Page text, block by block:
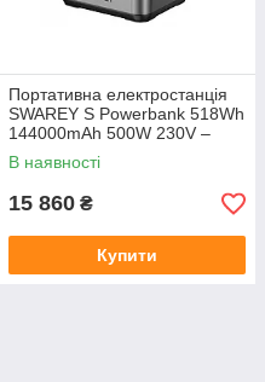
Портативна електростанція
SWAREY S Powerbank 518Wh
144000mAh 500W 230V –
резервне живлення для дому
зарядна станція для
квартири
В наявності
15 860 ₴
Купити